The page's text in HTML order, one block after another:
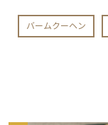
バームクーヘン